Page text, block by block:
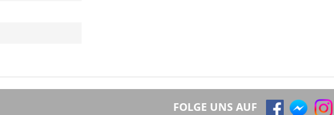
FOLGE UNS AUF